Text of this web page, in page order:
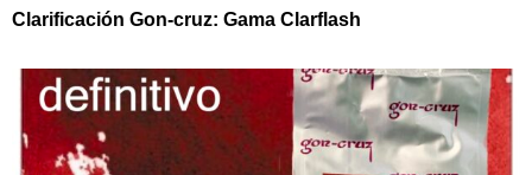
Clarificación Gon-cruz: Gama Clarflash